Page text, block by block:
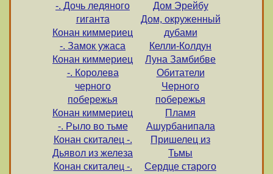
-. Дочь ледяного
гиганта
Конан киммериец
-. Замок ужаса
Конан киммериец
-. Королева
черного
побережья
Конан киммериец
-. Рыло во тьме
Конан скиталец -.
Дьявол из железа
Конан скиталец -.
Дом Эрейбу
Дом, окруженный
дубами
Келли-Колдун
Луна Замбибве
Обитатели
Черного
побережья
Пламя
Ашурбанипала
Пришелец из
Тьмы
Сердце старого